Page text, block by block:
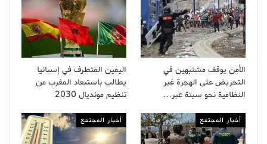
الأمن يوقف مشتبهين في
التحريض على الهجرة غير
النظامية نحو سبتة عبر…
اليمين المتطرف في إسبانيا
يطالب باستبعاد المغرب من
تنظيم مونديال 2030
أخبار المجتمع أخبار المجتمع